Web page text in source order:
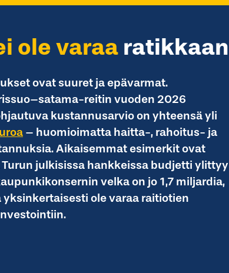
ole varaa ratikkaan
ovat suuret ja epävarmat.
reitin vuoden 2026
kustannusarvio on yhteensä yli
– huomioimatta haitta-, rahoitus- ja
Aikaisemmat esimerkit ovat
julkisissa hankkeissa budjetti ylittyy
velka on jo 1,7 miljardia,
ole varaa raitiotien